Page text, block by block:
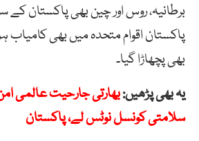
برطانیہ، روس اور چین بھی پاکستان
پاکستان اقوام متحدہ میں بھی کامیاب
بھی پچھاڑا گیا۔
یہ بھی پڑھیں:بھارتی جارحیت عالمی
سلامتی کونسل نوٹس لے، پاکستان